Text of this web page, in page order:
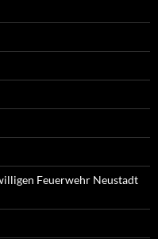
Feuerwehr Neustadt